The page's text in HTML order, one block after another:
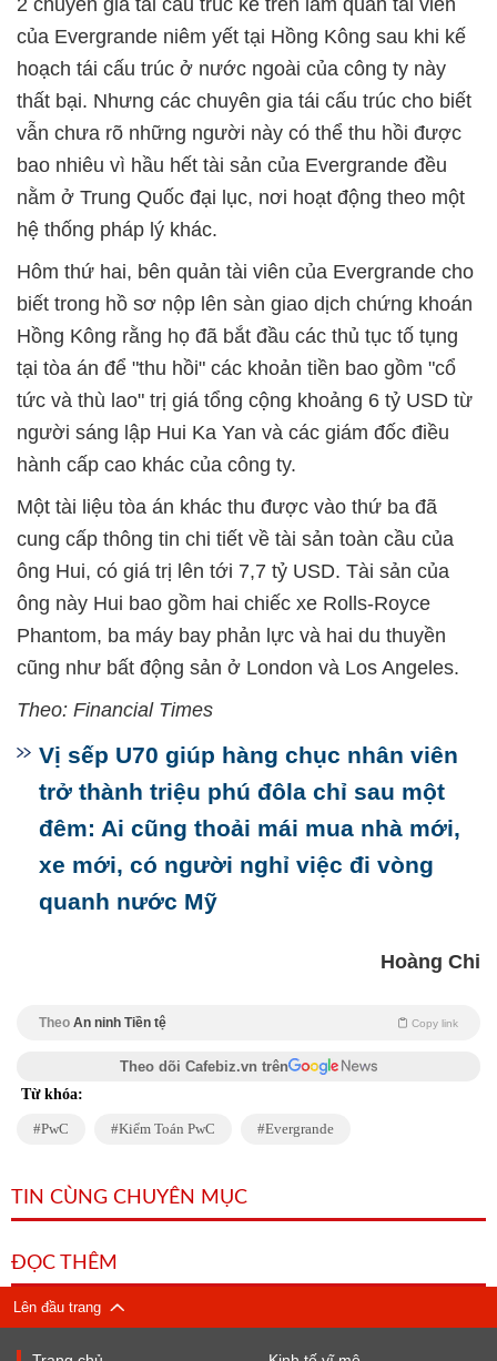
2 chuyên gia tái cấu trúc kể trên làm quản tài viên
của Evergrande niêm yết tại Hồng Kông sau khi kế
hoạch tái cấu trúc ở nước ngoài của công ty này
thất bại. Nhưng các chuyên gia tái cấu trúc cho biết
vẫn chưa rõ những người này có thể thu hồi được
bao nhiêu vì hầu hết tài sản của Evergrande đều
nằm ở Trung Quốc đại lục, nơi hoạt động theo một
hệ thống pháp lý khác.
Hôm thứ hai, bên quản tài viên của Evergrande cho
biết trong hồ sơ nộp lên sàn giao dịch chứng khoán
Hồng Kông rằng họ đã bắt đầu các thủ tục tố tụng
tại tòa án để "thu hồi" các khoản tiền bao gồm "cổ
tức và thù lao" trị giá tổng cộng khoảng 6 tỷ USD từ
người sáng lập Hui Ka Yan và các giám đốc điều
hành cấp cao khác của công ty.
Một tài liệu tòa án khác thu được vào thứ ba đã
cung cấp thông tin chi tiết về tài sản toàn cầu của
ông Hui, có giá trị lên tới 7,7 tỷ USD. Tài sản của
ông này Hui bao gồm hai chiếc xe Rolls-Royce
Phantom, ba máy bay phản lực và hai du thuyền
cũng như bất động sản ở London và Los Angeles.
Theo: Financial Times
Vị sếp U70 giúp hàng chục nhân viên
trở thành triệu phú đôla chỉ sau một
đêm: Ai cũng thoải mái mua nhà mới,
xe mới, có người nghỉ việc đi vòng
quanh nước Mỹ
Hoàng Chi
Theo An ninh Tiền tệ Copy link
Theo dõi Cafebiz.vn trên
Từ khóa:
PwC Kiểm Toán PwC Evergrande
TIN CÙNG CHUYÊN MỤC
ĐỌC THÊM
Lên đầu trang